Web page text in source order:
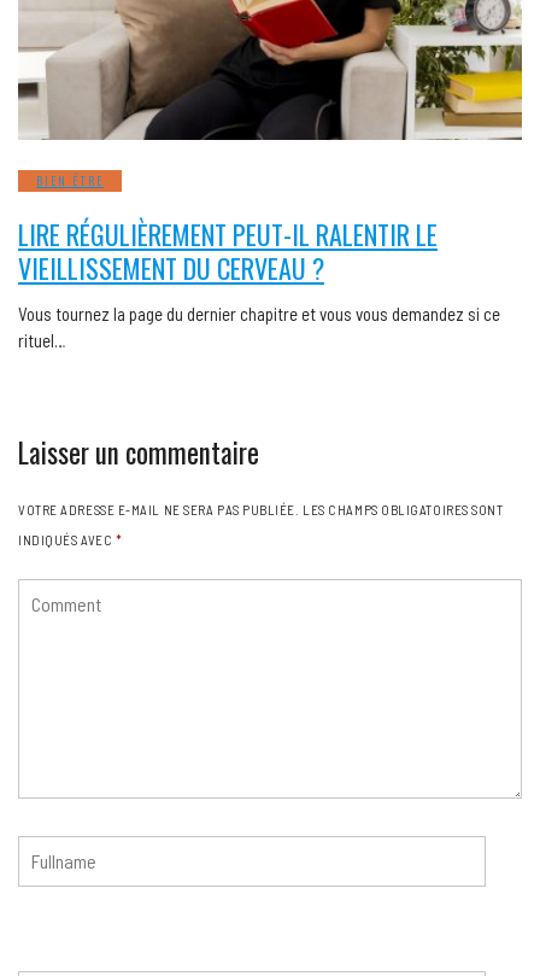
BIEN ÊTRE
LIRE RÉGULIÈREMENT PEUT-IL RALENTIR LE
VIEILLISSEMENT DU CERVEAU ?
Vous tournez la page du dernier chapitre et vous vous demandez si ce
rituel…
Laisser un commentaire
VOTRE ADRESSE E-MAIL NE SERA PAS PUBLIÉE.
LES CHAMPS OBLIGATOIRES SONT
INDIQUÉS AVEC *